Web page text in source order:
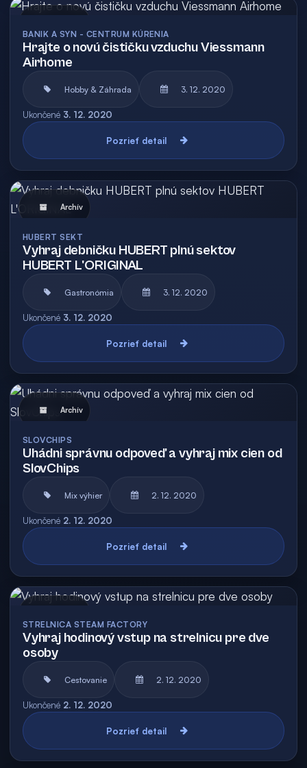
BANIK A SYN - CENTRUM KÚRENIA
Hrajte o novú čističku vzduchu Viessmann
Airhome
Hobby & Záhrada 3. 12. 2020
Ukončené 3. 12. 2020
Pozrieť detail
Archív
HUBERT SEKT
Vyhraj debničku HUBERT plnú sektov
HUBERT L'ORIGINAL
Gastronómia 3. 12. 2020
Ukončené 3. 12. 2020
Pozrieť detail
Archív
SLOVCHIPS
Uhádni správnu odpoveď a vyhraj mix cien od
SlovChips
Mix výhier 2. 12. 2020
Ukončené 2. 12. 2020
Pozrieť detail
STRELNICA STEAM FACTORY
Vyhraj hodinový vstup na strelnicu pre dve
osoby
Cestovanie 2. 12. 2020
Ukončené 2. 12. 2020
Pozrieť detail